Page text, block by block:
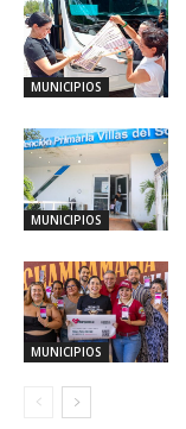
MUNICIPIOS
MUNICIPIOS
MUNICIPIOS